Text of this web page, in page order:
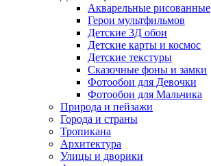
Акварельные рисованные
Герои мультфильмов
Детские 3Д обои
Детские карты и космос
Детские текстуры
Сказочные фоны и замки
Фотообои для Девочки
Фотообои для Мальчика
Природа и пейзажи
Города и страны
Тропикана
Архитектура
Улицы и дворики